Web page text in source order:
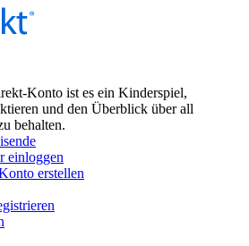
Konto ist es ein Kinderspiel,
und den Überblick über all
behalten.
einloggen
erstellen